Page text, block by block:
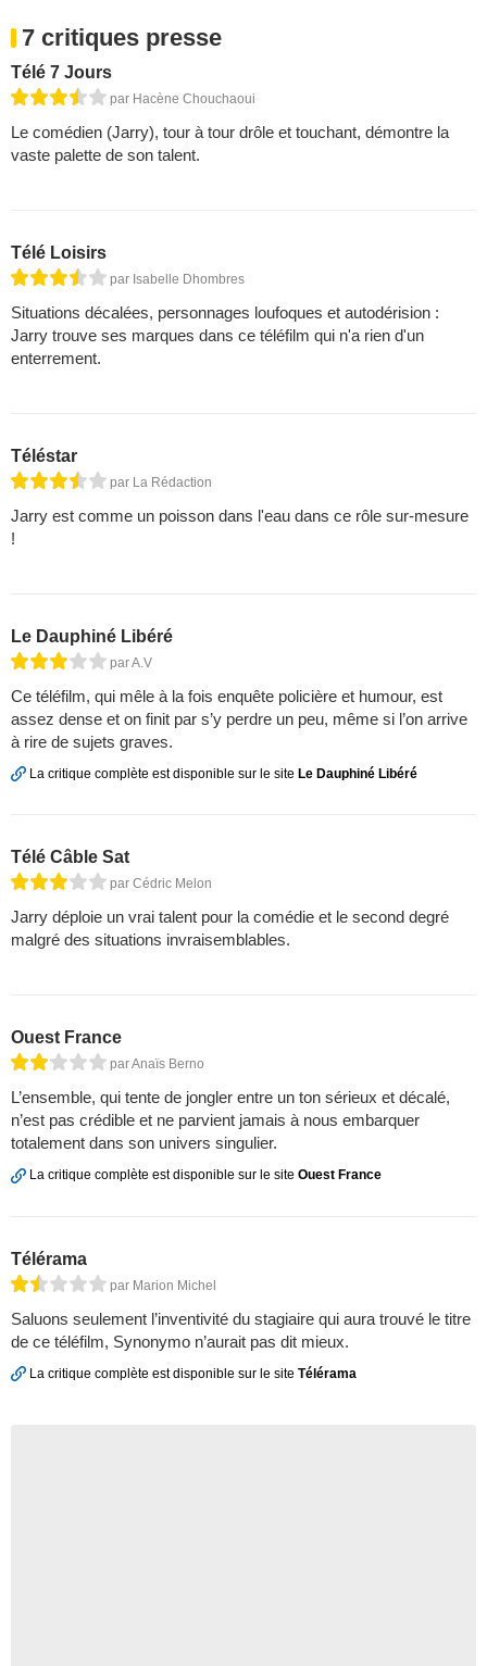
7 critiques presse
Télé 7 Jours
par Hacène Chouchaoui
Le comédien (Jarry), tour à tour drôle et touchant, démontre la
vaste palette de son talent.
Télé Loisirs
par Isabelle Dhombres
Situations décalées, personnages loufoques et autodérision :
Jarry trouve ses marques dans ce téléfilm qui n'a rien d'un
enterrement.
Téléstar
par La Rédaction
Jarry est comme un poisson dans l'eau dans ce rôle sur-mesure
!
Le Dauphiné Libéré
par A.V
Ce téléfilm, qui mêle à la fois enquête policière et humour, est
assez dense et on finit par s’y perdre un peu, même si l’on arrive
à rire de sujets graves.
La critique complète est disponible sur le site Le Dauphiné Libéré
Télé Câble Sat
par Cédric Melon
Jarry déploie un vrai talent pour la comédie et le second degré
malgré des situations invraisemblables.
Ouest France
par Anaïs Berno
L’ensemble, qui tente de jongler entre un ton sérieux et décalé,
n’est pas crédible et ne parvient jamais à nous embarquer
totalement dans son univers singulier.
La critique complète est disponible sur le site Ouest France
Télérama
par Marion Michel
Saluons seulement l’inventivité du stagiaire qui aura trouvé le titre
de ce téléfilm, Synonymo n’aurait pas dit mieux.
La critique complète est disponible sur le site Télérama